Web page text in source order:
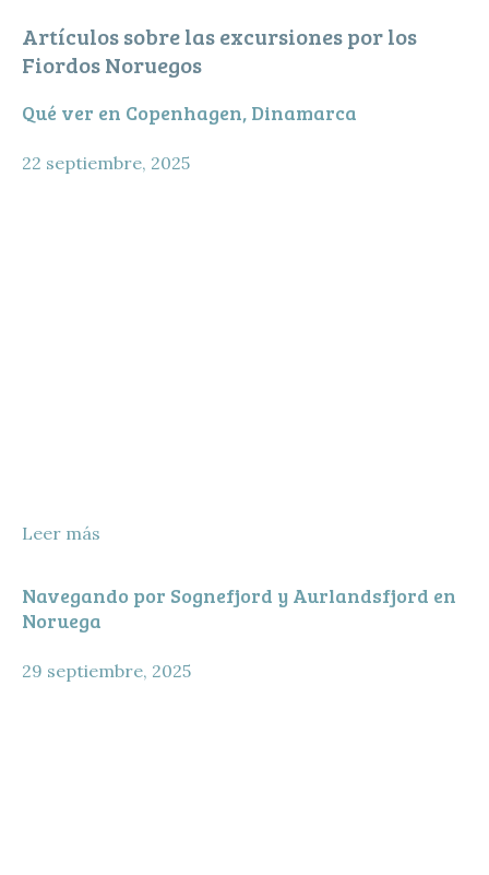
Artículos sobre las excursiones por los
Fiordos Noruegos
Qué ver en Copenhagen, Dinamarca
22 septiembre, 2025
Leer más
Navegando por Sognefjord y Aurlandsfjord en
Noruega
29 septiembre, 2025